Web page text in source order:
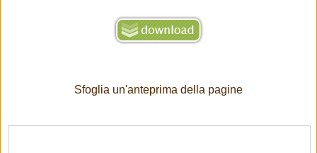
Sfoglia un'anteprima della pagine